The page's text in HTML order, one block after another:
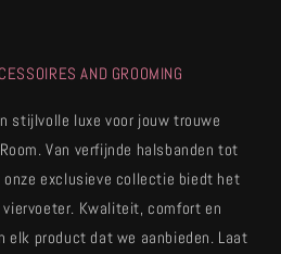
AND GROOMING
stijlvolle luxe voor jouw trouwe
Van verfijnde halsbanden tot
exclusieve collectie biedt het
Kwaliteit, comfort en
elk product dat we aanbieden. Laat